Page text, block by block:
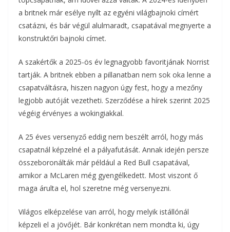
a britnek már esélye nyílt az egyéni világbajnoki címért
csatázni, és bár végül alulmaradt, csapatával megnyerte a
konstruktőri bajnoki címet.
A szakértők a 2025-ös év legnagyobb favoritjának Norrist
tartják. A britnek ebben a pillanatban nem sok oka lenne a
csapatváltásra, hiszen nagyon úgy fest, hogy a mezőny
legjobb autóját vezetheti. Szerződése a hírek szerint 2025
végéig érvényes a wokingiakkal.
A 25 éves versenyző eddig nem beszélt arról, hogy más
csapatnál képzelné el a pályafutását. Annak idején persze
összeboronálták már például a Red Bull csapatával,
amikor a McLaren még gyengélkedett. Most viszont ő
maga árulta el, hol szeretne még versenyezni.
Világos elképzelése van arról, hogy melyik istállónál
képzeli el a jövőjét. Bár konkrétan nem mondta ki, úgy